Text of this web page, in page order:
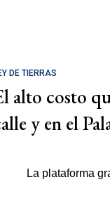
DE TIERRAS
alto costo
y en el